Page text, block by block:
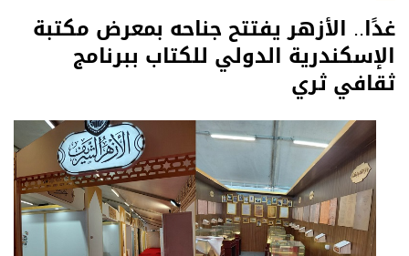
غدًا.. الأزهر يفتتح جناحه بمعرض مكتبة
الإسكندرية الدولي للكتاب ببرنامج
ثقافي ثري